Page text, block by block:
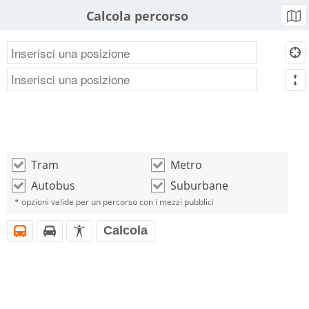
Calcola percorso b
d
m
o Tram o Metro
o Autobus o Suburbane
* opzioni valide per un percorso con i mezzi pubblici
i h l Calcola